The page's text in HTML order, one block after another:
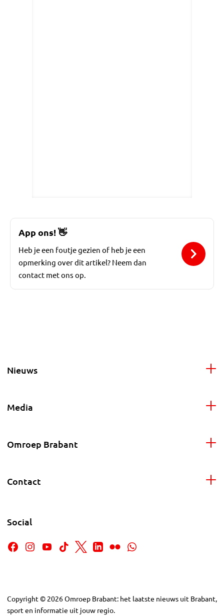
App ons!👋
Heb je een foutje gezien of heb je een
opmerking over dit artikel? Neem dan
contact met ons op.
Nieuws
Media
Omroep Brabant
Contact
Social
Copyright © 2026Omroep Brabant: het laatste nieuws uit Brabant,
sport en informatie uit jouw regio.